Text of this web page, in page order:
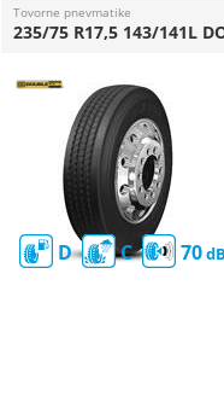
Tovorne pnevmatike
D C 70
235/75 R17,5 143/141L